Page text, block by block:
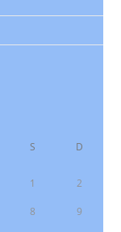
S D
1 2
8 9